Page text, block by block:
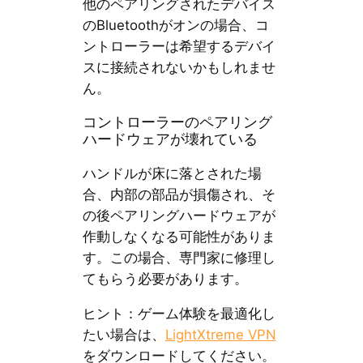
他のペアリングされたデバイス
のBluetoothがオンの場合、コ
ントローラーは希望するデバイ
スに接続されないかもしれませ
ん。
コントローラーのペアリング
ハードウェアが壊れている
ハンドルが床に落とされた場
合、内部の部品が損傷され、そ
の後ペアリングハードウェアが
作動しなくなる可能性がありま
す。この場合、専門家に修理し
てもらう必要があります。
ヒント：ゲーム体験を最適化し
たい場合は、 LightXtreme VPN
をダウンロードしてください。